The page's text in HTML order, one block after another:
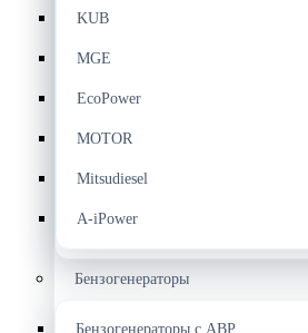
KUB
MGE
EcoPower
MOTOR
Mitsudiesel
A-iPower
Бензогенераторы
Бензогенераторы с АВР